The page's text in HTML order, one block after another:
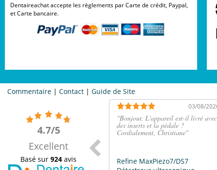
Dentaireachat accepte les règlements par Carte de crédit, Paypal,
et Carte bancaire.
Commentaire | Contact | Guide de Site
4.7/5
Excellent
Basé sur 924 avis
03/08/
"Bonjour, L'appareil est-il livré avec
des inserts et la pédale ?
Cordialement, Christiane"
Refine MaxPiezo7/DS7